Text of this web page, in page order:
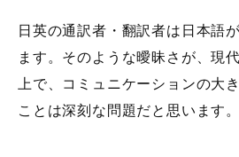
日英の通訳者・翻訳者は日本語
ます。そのような曖昧さが、現
上で、コミュニケーションの大
ことは深刻な問題だと思います。